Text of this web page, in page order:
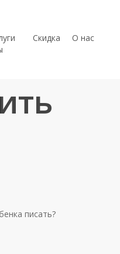
Скидка
О нас
писать?